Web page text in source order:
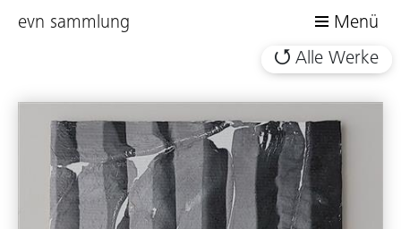
evn sammlung
Menü
Alle Werke